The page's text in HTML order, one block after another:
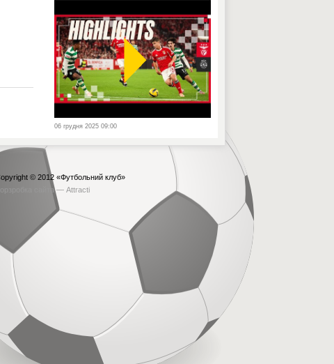
06 грудня 2025 09:00
© 2012 «Футбольний клуб»
сайта — Attracti